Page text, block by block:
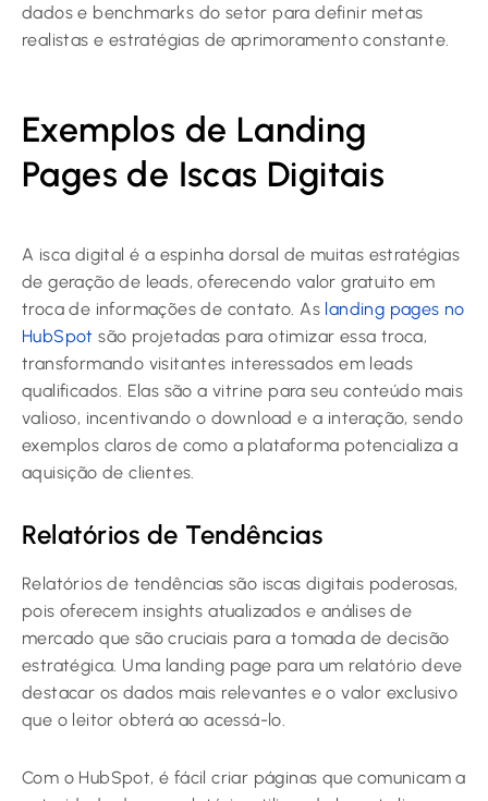
dados e benchmarks do setor para definir metas
realistas e estratégias de aprimoramento constante.
Exemplos de Landing
Pages de Iscas Digitais
A isca digital é a espinha dorsal de muitas estratégias
de geração de leads, oferecendo valor gratuito em
troca de informações de contato. As landing pages no
HubSpot são projetadas para otimizar essa troca,
transformando visitantes interessados em leads
qualificados. Elas são a vitrine para seu conteúdo mais
valioso, incentivando o download e a interação, sendo
exemplos claros de como a plataforma potencializa a
aquisição de clientes.
Relatórios de Tendências
Relatórios de tendências são iscas digitais poderosas,
pois oferecem insights atualizados e análises de
mercado que são cruciais para a tomada de decisão
estratégica. Uma landing page para um relatório deve
destacar os dados mais relevantes e o valor exclusivo
que o leitor obterá ao acessá-lo.
Com o HubSpot, é fácil criar páginas que comunicam a